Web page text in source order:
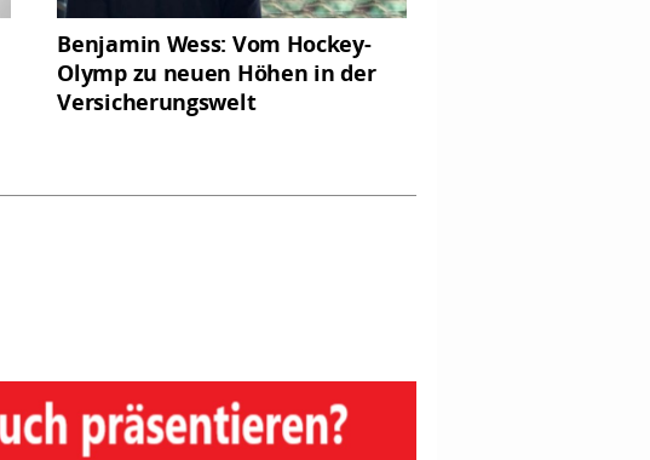
Benjamin Wess: Vom Hockey-
Olymp zu neuen Höhen in der
Versicherungswelt